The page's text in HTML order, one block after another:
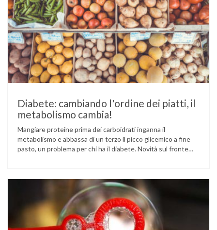
Diabete: cambiando l'ordine dei piatti, il
metabolismo cambia!
Mangiare proteine prima dei carboidrati inganna il
metabolismo e abbassa di un terzo il picco glicemico a fine
pasto, un problema per chi ha il diabete. Novità sul fronte
come ingannare il metabolismo ed evitare che gli zuccheri …